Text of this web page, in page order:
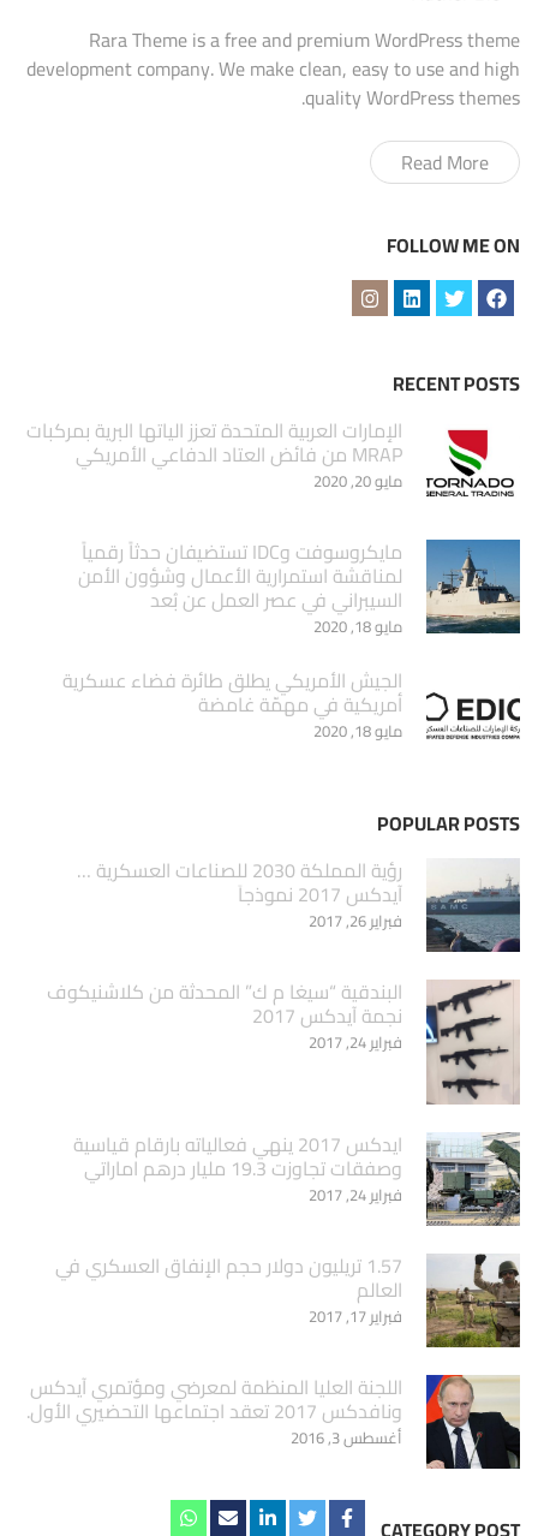
Rara Theme is a free and premium WordPress theme
development company. We make clean, easy to use and high
quality WordPress themes.
Read More
FOLLOW ME ON
RECENT POSTS
الإمارات العربية المتحدة تعزز الياتها البرية بمركبات
MRAP من فائض العتاد الدفاعي الأمريكي
مايو 20, 2020
مايكروسوفت وIDC تستضيفان حدثاً رقمياً
لمناقشة استمرارية الأعمال وشؤون الأمن
السيبراني في عصر العمل عن بُعد
مايو 18, 2020
الجيش الأمريكي يطلق طائرة فضاء عسكرية
أمريكية في مهمّة غامضة
مايو 18, 2020
POPULAR POSTS
‏رؤية المملكة 2030 للصناعات العسكرية …
آيدكس 2017 نموذجاَ
فبراير 26, 2017
البندقية “سيغا م ك” المحدثة من كلاشنيكوف
نجمة آيدكس 2017
فبراير 24, 2017
ايدكس 2017 ينهي فعالياته بارقام قياسية
وصفقات تجاوزت 19.3 مليار درهم اماراتي
فبراير 24, 2017
1.57 تريليون دولار حجم الإنفاق العسكري في
العالم
فبراير 17, 2017
اللجنة العليا المنظمة لمعرضي ومؤتمري آيدكس
ونافدكس 2017 تعقد اجتماعها التحضيري الأول.
أغسطس 3, 2016